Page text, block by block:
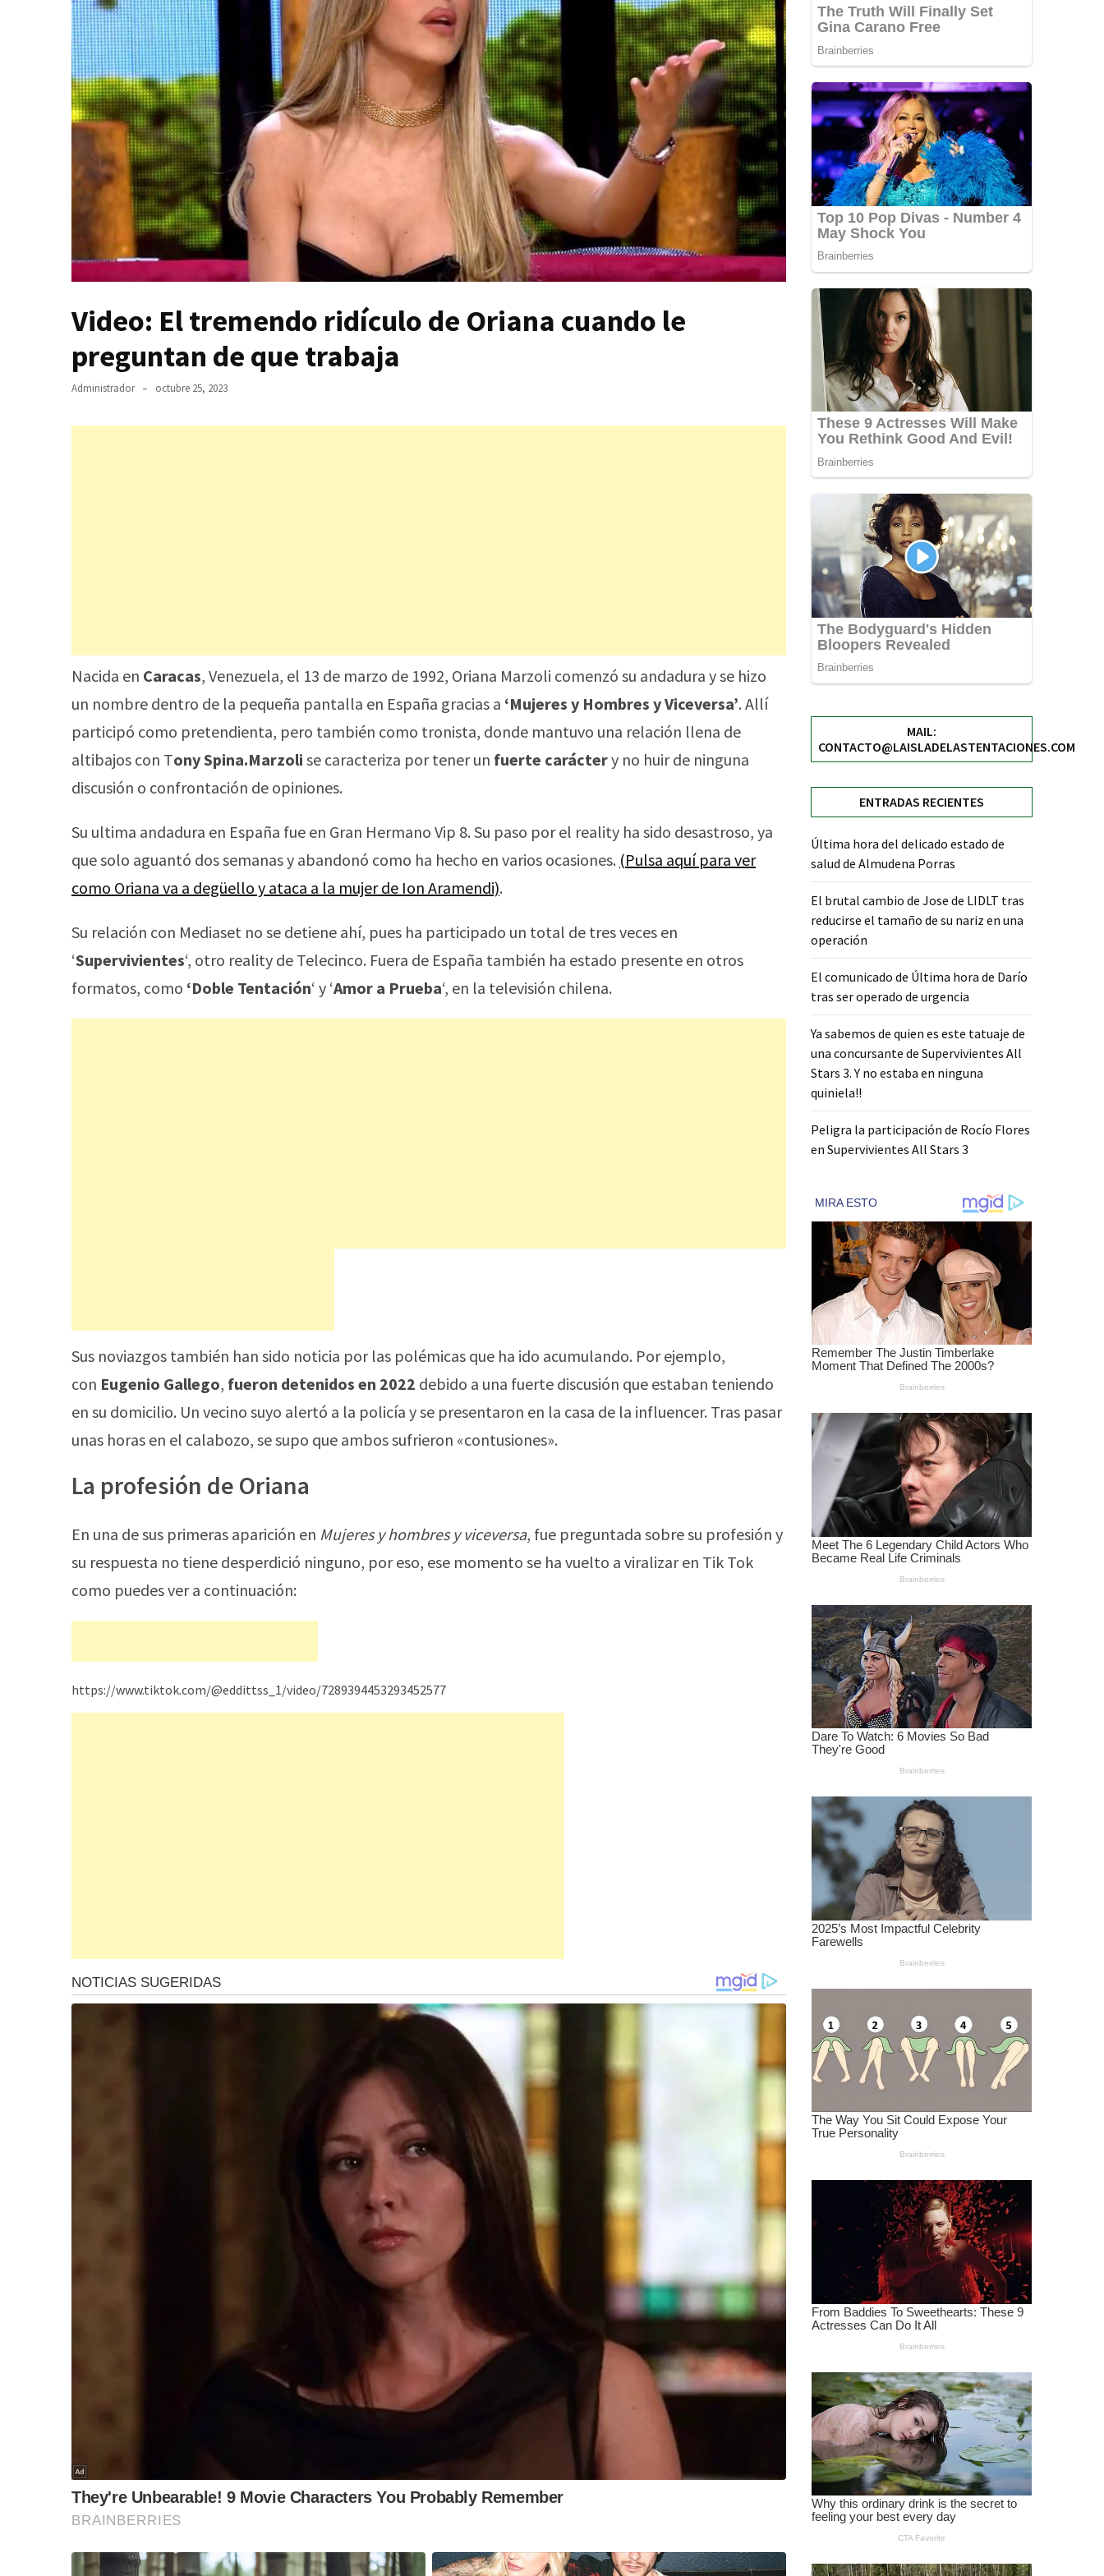
Video: El tremendo ridículo de Oriana cuando le
preguntan de que trabaja
Administrador octubre 25, 2023
Nacida en Caracas, Venezuela, el 13 de marzo de 1992, Oriana Marzoli comenzó su andadura y se hizo
un nombre dentro de la pequeña pantalla en España gracias a ‘Mujeres y Hombres y Viceversa’. Allí
participó como pretendienta, pero también como tronista, donde mantuvo una relación llena de
altibajos con Tony Spina.Marzoli se caracteriza por tener un fuerte caráctery no huir de ninguna
discusión o confrontación de opiniones.
Su ultima andadura en España fue en Gran Hermano Vip 8. Su paso por el reality ha sido desastroso, ya
que solo aguantó dos semanas y abandonó como ha hecho en varios ocasiones. (Pulsa aquí para ver
como Oriana va a degüello y ataca a la mujer de Ion Aramendi).
Su relación con Mediaset no se detiene ahí, pues ha participado un total de tres veces en
‘Supervivientes‘, otro reality de Telecinco. Fuera de España también ha estado presente en otros
formatos, como ‘Doble Tentación‘ y ‘Amor a Prueba‘, en la televisión chilena.
Sus noviazgos también han sido noticia por las polémicas que ha ido acumulando. Por ejemplo,
con Eugenio Gallego, fueron detenidos en 2022 debido a una fuerte discusión que estaban teniendo
en su domicilio. Un vecino suyo alertó a la policía y se presentaron en la casa de la influencer. Tras pasar
unas horas en el calabozo, se supo que ambos sufrieron «contusiones».
La profesión de Oriana
En una de sus primeras aparición en Mujeres y hombres y viceversa, fue preguntada sobre su profesión y
su respuesta no tiene desperdició ninguno, por eso, ese momento se ha vuelto a viralizar en Tik Tok
como puedes ver a continuación:
https://www.tiktok.com/@eddittss_1/video/7289394453293452577
MAIL:
CONTACTO@LAISLADELASTENTACIONES.COM
ENTRADAS RECIENTES
Última hora del delicado estado de
salud de Almudena Porras
El brutal cambio de Jose de LIDLT tras
reducirse el tamaño de su nariz en una
operación
El comunicado de Última hora de Darío
tras ser operado de urgencia
Ya sabemos de quien es este tatuaje de
una concursante de Supervivientes All
Stars 3. Y no estaba en ninguna
quiniela!!
Peligra la participación de Rocío Flores
en Supervivientes All Stars 3